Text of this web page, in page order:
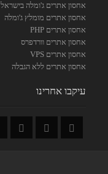
אחסון אתרים ג'ומלה בישראל
אחסון אתרים מומלץ ג'ומלה
אחסון אתרים PHP
אחסון אתרים וורדפרס
אחסון אתרים VPS
אחסון אתרים ללא הגבלה
עיקבו אחרינו